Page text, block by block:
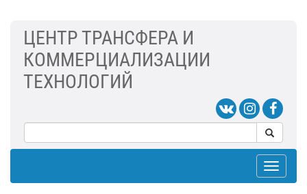
ЦЕНТР ТРАНСФЕРА И
КОММЕРЦИАЛИЗАЦИИ
ТЕХНОЛОГИЙ
Toggle